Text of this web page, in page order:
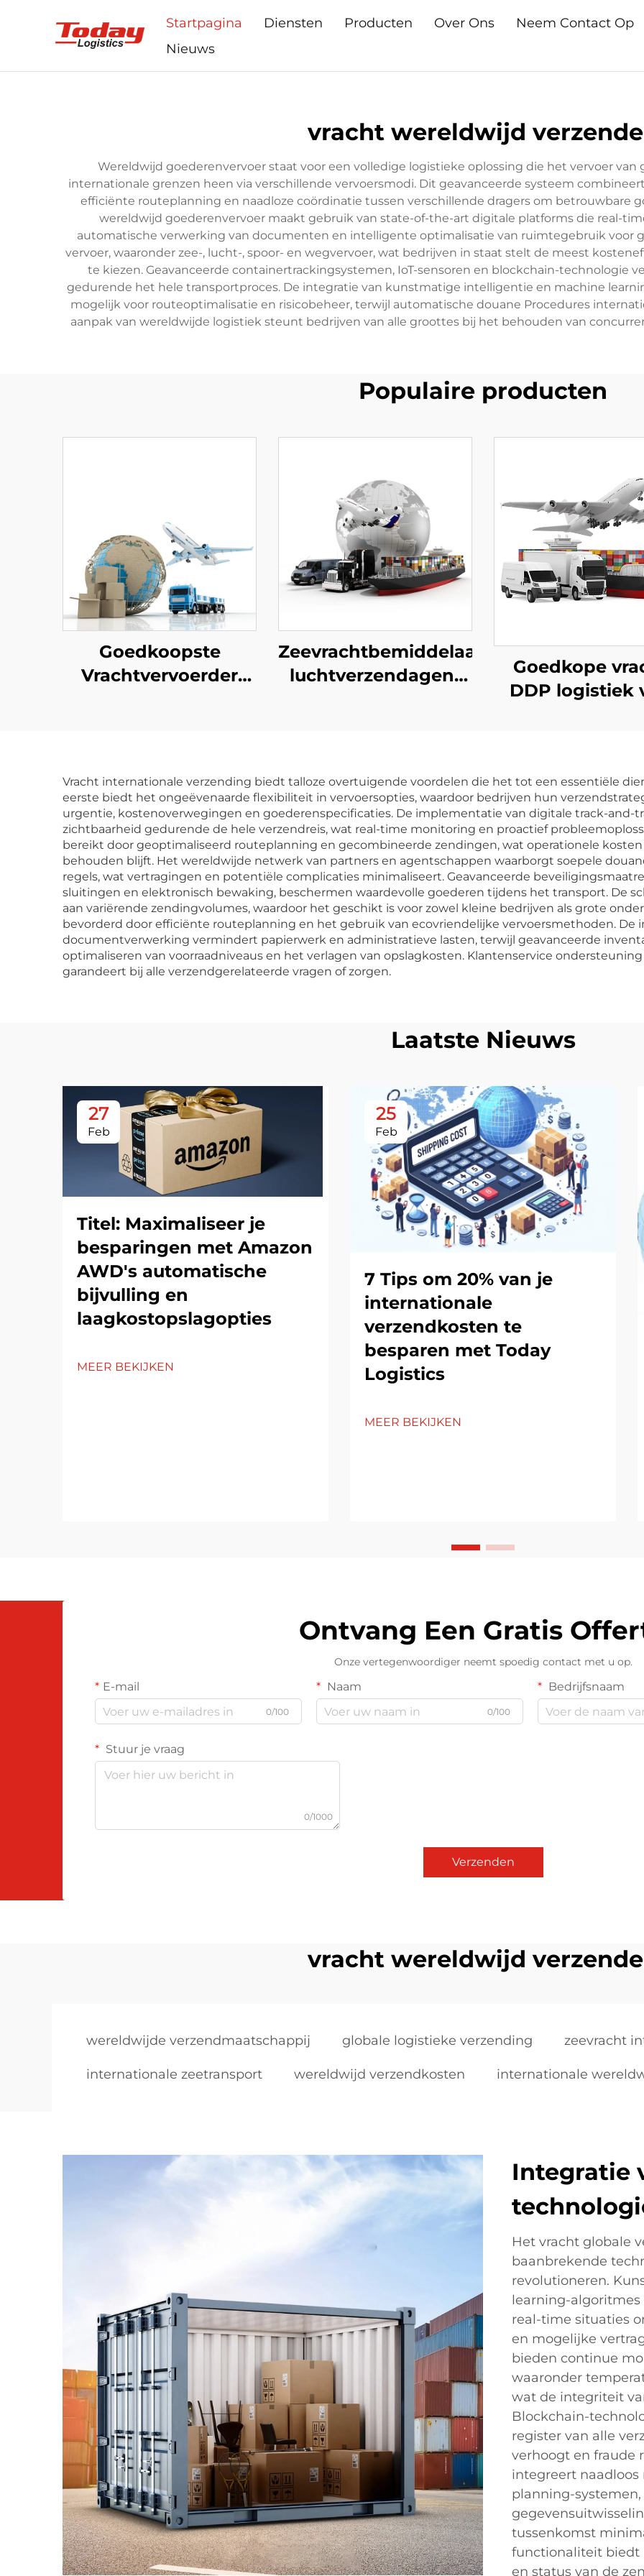
Startpagina Diensten Producten Over Ons
Neem Contact Op
Nieuws
vracht wereldwijd
Wereldwijd goederenvervoer staat voor een volledige logistieke oplossing die het vervoer
internationale grenzen heen via verschillende vervoersmodi. Dit geavanceerde systeem
efficiënte routeplanning en naadloze coördinatie tussen verschillende dragers om betrouwbare
wereldwijd goederenvervoer maakt gebruik van state-of-the-art digitale platforms die real-
automatische verwerking van documenten en intelligente optimalisatie van ruimtegebruik voor
vervoer, waaronder zee-, lucht-, spoor- en wegvervoer, wat bedrijven in staat stelt de meest
te kiezen. Geavanceerde containertrackingsystemen, IoT-sensoren en blockchain-technologie
gedurende het hele transportproces. De integratie van kunstmatige intelligentie en machine
mogelijk voor routeoptimalisatie en risicobeheer, terwijl automatische douane Procedures
aanpak van wereldwijde logistiek steunt bedrijven van alle groottes bij het behouden van
Populaire producten
Goedkoopste
Vrachtvervoerder
Luchtexpress Vanuit
China
Zeevrachtbemiddelaar
luchtverzendagent
Goedkope
DDP logistiek
Portugal UPS
Express
agent
Vracht internationale verzending biedt talloze overtuigende voordelen die het tot een essentiële
eerste biedt het ongeëvenaarde flexibiliteit in vervoersopties, waardoor bedrijven hun
urgentie, kostenoverwegingen en goederenspecificaties. De implementatie van digitale track-and-
zichtbaarheid gedurende de hele verzendreis, wat real-time monitoring en proactief
bereikt door geoptimaliseerd routeplanning en gecombineerde zendingen, wat operationele
behouden blijft. Het wereldwijde netwerk van partners en agentschappen waarborgt soepele
regels, wat vertragingen en potentiële complicaties minimaliseert. Geavanceerde
sluitingen en elektronisch bewaking, beschermen waardevolle goederen tijdens het transport. De
aan variërende zendingvolumes, waardoor het geschikt is voor zowel kleine bedrijven als grote
bevorderd door efficiënte routeplanning en het gebruik van ecovriendelijke vervoersmethoden. De
documentverwerking vermindert papierwerk en administratieve lasten, terwijl geavanceerde
optimaliseren van voorraadniveaus en het verlagen van opslagkosten. Klantenservice
garandeert bij alle verzendgerelateerde vragen of zorgen.
Laatste Nieuws
27
Feb
Titel: Maximaliseer je
besparingen met Amazon
AWD's automatische
bijvulling en
laagkostopslagopties
MEER BEKIJKEN
25
Feb
7 Tips om 20% van je
internationale
verzendkosten te
besparen met Today
Logistics
MEER BEKIJKEN
Ontvang Een Gratis
Onze vertegenwoordiger neemt spoedig contact met u op.
E-mail
0/100
Naam
0/100
Bedrijfsnaam
Stuur je vraag
0/1000
Verzenden
vracht wereldwijd
wereldwijde verzendmaatschappij globale logistieke verzending zeevracht
internationale zeetransport wereldwijd verzendkosten internationale
Integratie
Het vracht globale
baanbrekende
revolutioneren.
learning-algoritmes
real-time situaties
en mogelijke
bieden continue
waaronder
wat de integriteit
Blockchain-
register van alle
verhoogt en fraude
integreert naadloos
planning-
tussenkomst
functionaliteit biedt
en status van de